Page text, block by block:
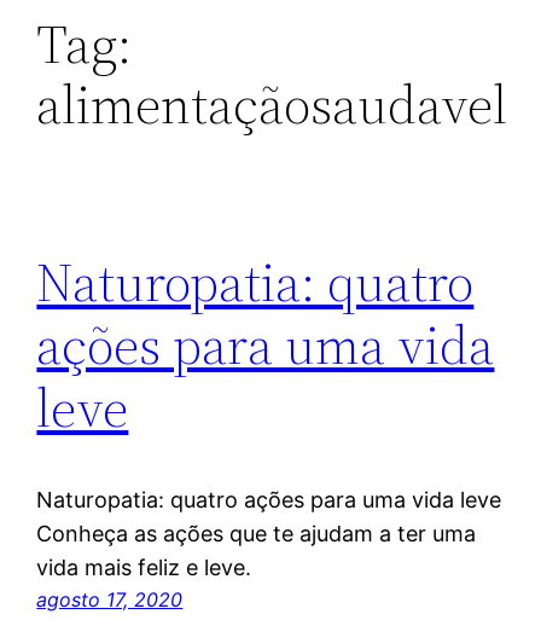
Tag:
alimentaçãosaudavel
Naturopatia: quatro
ações para uma vida
leve
Naturopatia: quatro ações para uma vida leve
Conheça as ações que te ajudam a ter uma
vida mais feliz e leve.
agosto 17, 2020